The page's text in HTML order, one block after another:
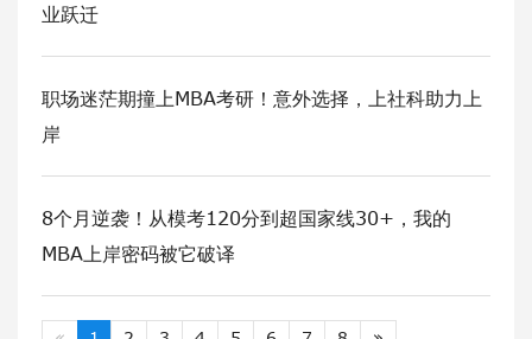
业跃迁
职场迷茫期撞上MBA考研！意外选择，上社科助力上
岸
8个月逆袭！从模考120分到超国家线30+，我的
MBA上岸密码被它破译